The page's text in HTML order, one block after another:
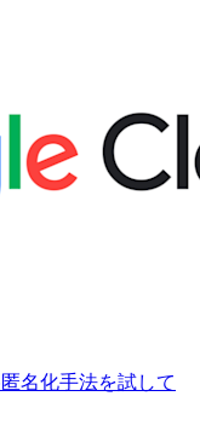
名化手法を試して